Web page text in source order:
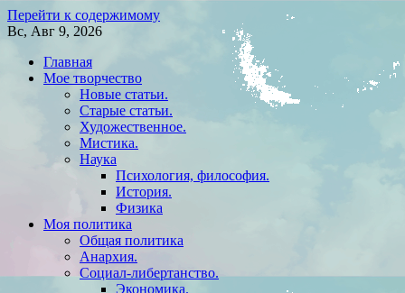
Перейти к содержимому
Вс, Авг 9, 2026
Главная
Мое творчество
Новые статьи.
Старые статьи.
Художественное.
Мистика.
Наука
Психология, философия.
История.
Физика
Моя политика
Общая политика
Анархия.
Социал-либертанство.
Экономика.